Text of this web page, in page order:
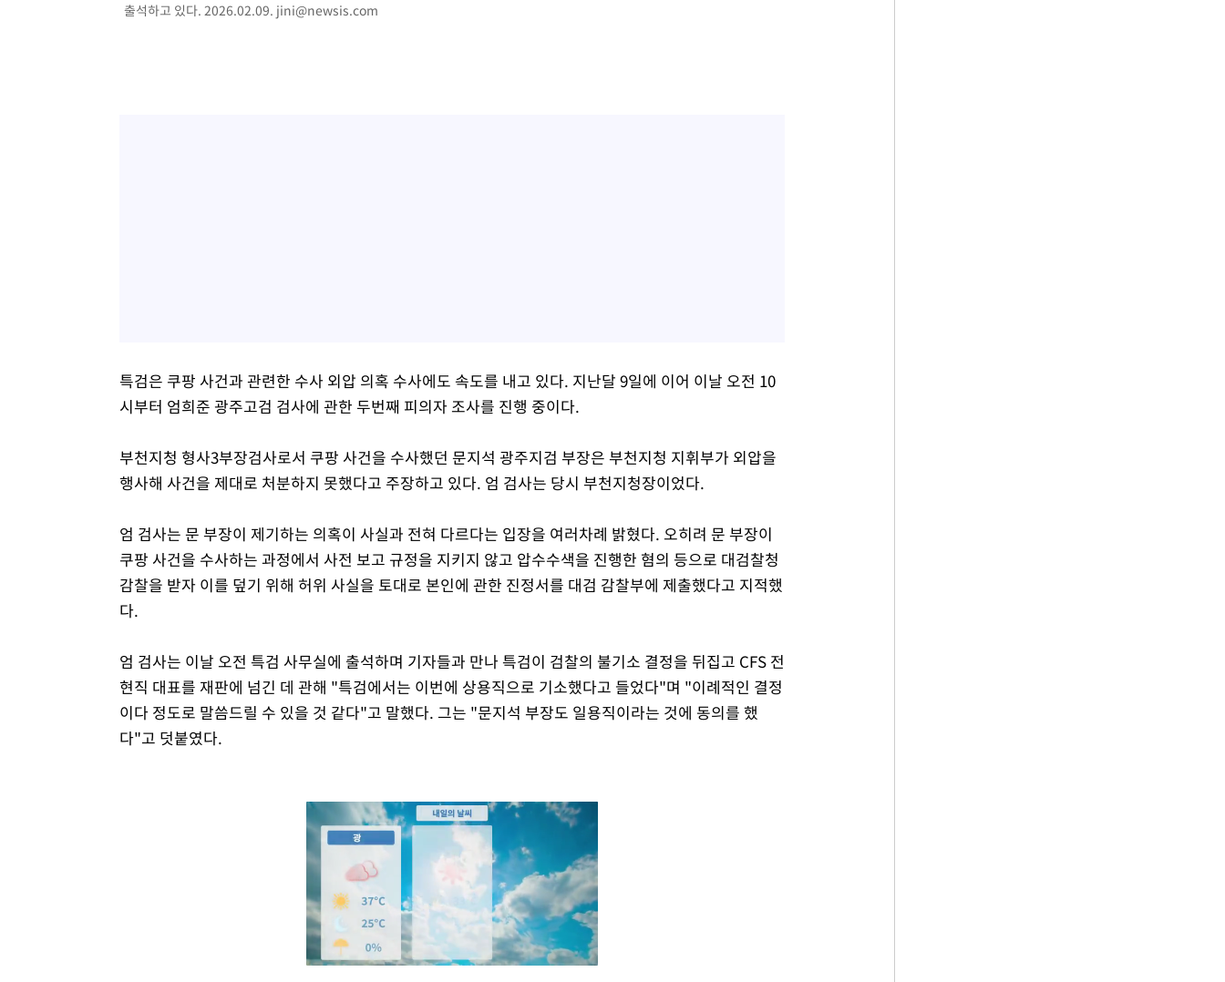
출석하고 있다. 2026.02.09. jini@newsis.com
특검은 쿠팡 사건과 관련한 수사 외압 의혹 수사에도 속도를 내고 있다. 지난달 9일에 이어 이날 오전 10
시부터 엄희준 광주고검 검사에 관한 두번째 피의자 조사를 진행 중이다.
부천지청 형사3부장검사로서 쿠팡 사건을 수사했던 문지석 광주지검 부장은 부천지청 지휘부가 외압을
행사해 사건을 제대로 처분하지 못했다고 주장하고 있다. 엄 검사는 당시 부천지청장이었다.
엄 검사는 문 부장이 제기하는 의혹이 사실과 전혀 다르다는 입장을 여러차례 밝혔다. 오히려 문 부장이
쿠팡 사건을 수사하는 과정에서 사전 보고 규정을 지키지 않고 압수수색을 진행한 혐의 등으로 대검찰청
감찰을 받자 이를 덮기 위해 허위 사실을 토대로 본인에 관한 진정서를 대검 감찰부에 제출했다고 지적했
다.
엄 검사는 이날 오전 특검 사무실에 출석하며 기자들과 만나 특검이 검찰의 불기소 결정을 뒤집고 CFS 전
현직 대표를 재판에 넘긴 데 관해 "특검에서는 이번에 상용직으로 기소했다고 들었다"며 "이례적인 결정
이다 정도로 말씀드릴 수 있을 것 같다"고 말했다. 그는 "문지석 부장도 일용직이라는 것에 동의를 했
다"고 덧붙였다.